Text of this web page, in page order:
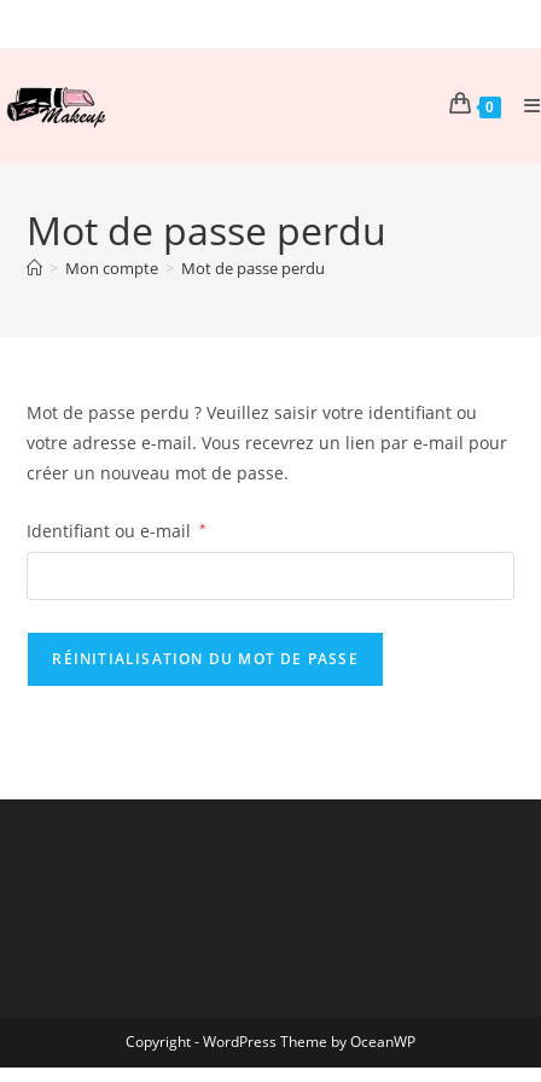
0
Mot de passe perdu
> Mon compte > Mot de passe perdu
Mot de passe perdu ? Veuillez saisir votre identifiant ou
votre adresse e-mail. Vous recevrez un lien par e-mail pour
créer un nouveau mot de passe.
Identifiant ou e-mail *
RÉINITIALISATION DU MOT DE PASSE
Copyright - WordPress Theme by OceanWP